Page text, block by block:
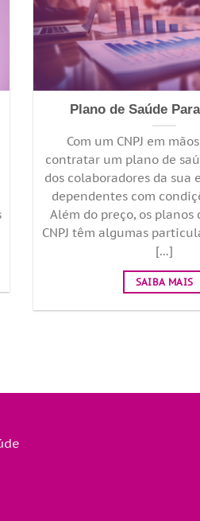
Plano de Saúde
Com um CNPJ em
contratar um plano de
dos colaboradores da sua
dependentes com
Além do preço, os planos
CNPJ têm algumas
[...]
SAIBA MAIS